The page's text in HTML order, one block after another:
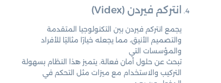
انتركم فيردن (Videx)
يجمع انتركم فيردن بين التكنولوجيا المتقدمة
والتصميم الأنيق، مما يجعله خيارًا مثاليًا للأفراد
والمؤسسات التي
تبحث عن حلول أمان فعالة. يتميز هذا النظام بسهولة
التركيب والاستخدام مع ميزات مثل التحكم في